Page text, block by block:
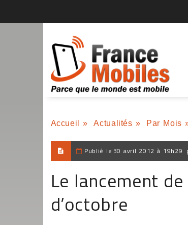
Accueil » Actualités » Par Mois
Publié le 30 avril 2012 à 19h29
Le lancement
d’octobre